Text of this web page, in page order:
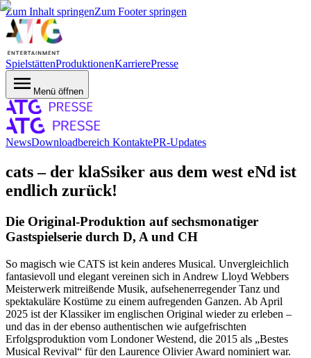
Zum Inhalt springenZum Footer springen
SpielstättenProduktionenKarrierePresse
Menü öffnen
NewsDownloadbereich KontaktePR-Updates
cats – der klaSsiker aus dem west eNd ist
endlich zurück!
Die Original-Produktion auf sechsmonatiger
Gastspielserie durch D, A und CH
So magisch wie CATS ist kein anderes Musical. Unvergleichlich
fantasievoll und elegant vereinen sich in Andrew Lloyd Webbers
Meisterwerk mitreißende Musik, aufsehenerregender Tanz und
spektakuläre Kostüme zu einem aufregenden Ganzen. Ab April
2025 ist der Klassiker im englischen Original wieder zu erleben –
und das in der ebenso authentischen wie aufgefrischten
Erfolgsproduktion vom Londoner Westend, die 2015 als „Bestes
Musical Revival“ für den Laurence Olivier Award nominiert war.